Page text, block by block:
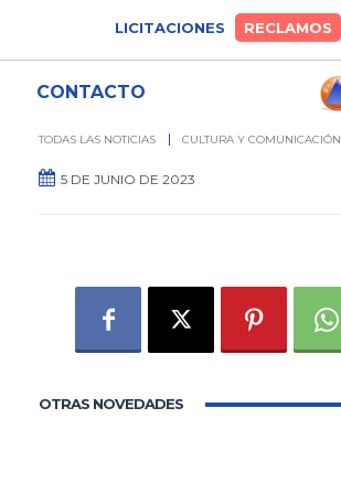
LICITACIONES RECLAMOS
CONTACTO
TODAS LAS NOTICIAS CULTURA Y COMUNICACIÓN
5 DE JUNIO DE 2023
OTRAS NOVEDADES